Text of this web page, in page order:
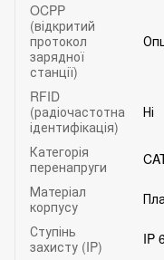
OCPP
(відкритий
протокол
зарядної
станції)
RFID
(радіочастотна
ідентифікація)
Ні
Категорія
перенапруги
Матеріал
корпусу
Ступінь
захисту (IP)
IP